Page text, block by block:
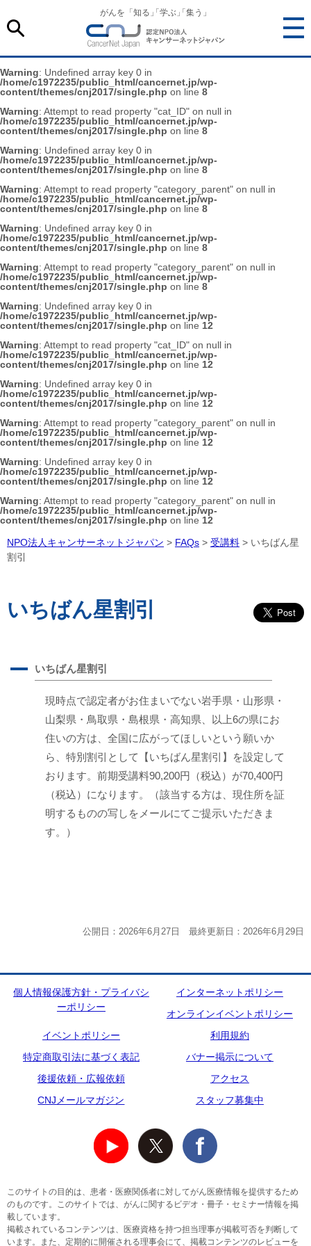
がんを「知る 「学ぶ 「集う」
Warning: Undefined array key 0 in
/home/c1972235/public_html/cancernet.jp/wp-
content/themes/cnj2017/single.php on line 8
Warning: Attempt to read property "cat_ID" on null in
/home/c1972235/public_html/cancernet.jp/wp-
content/themes/cnj2017/single.php on line 8
Warning: Undefined array key 0 in
/home/c1972235/public_html/cancernet.jp/wp-
content/themes/cnj2017/single.php on line 8
Warning: Attempt to read property "category_parent" on null in
/home/c1972235/public_html/cancernet.jp/wp-
content/themes/cnj2017/single.php on line 8
Warning: Undefined array key 0 in
/home/c1972235/public_html/cancernet.jp/wp-
content/themes/cnj2017/single.php on line 8
Warning: Attempt to read property "category_parent" on null in
/home/c1972235/public_html/cancernet.jp/wp-
content/themes/cnj2017/single.php on line 8
Warning: Undefined array key 0 in
/home/c1972235/public_html/cancernet.jp/wp-
content/themes/cnj2017/single.php on line 12
Warning: Attempt to read property "cat_ID" on null in
/home/c1972235/public_html/cancernet.jp/wp-
content/themes/cnj2017/single.php on line 12
Warning: Undefined array key 0 in
/home/c1972235/public_html/cancernet.jp/wp-
content/themes/cnj2017/single.php on line 12
Warning: Attempt to read property "category_parent" on null in
/home/c1972235/public_html/cancernet.jp/wp-
content/themes/cnj2017/single.php on line 12
Warning: Undefined array key 0 in
/home/c1972235/public_html/cancernet.jp/wp-
content/themes/cnj2017/single.php on line 12
Warning: Attempt to read property "category_parent" on null in
/home/c1972235/public_html/cancernet.jp/wp-
content/themes/cnj2017/single.php on line 12
NPO法人キャンサーネットジャパン > FAQs > 受講料 > いちばん星
割引
いちばん星割引
A いちばん星割引
現時点で認定者がお住まいでない岩手県・山形県・
山梨県・鳥取県・島根県・高知県、以上6の県にお
住いの方は、全国に広がってほしいという願いか
ら、特別割引として【いちばん星割引】を設定して
おります。前期受講料90,200円（税込）が70,400円
（税込）になります。（該当する方は、現住所を証
明するものの写しをメールにてご提示いただきま
す。）
公開日：2026年6月27日 最終更新日：2026年6月29日
個人情報保護方針・プライバシ
ーポリシー
インターネットポリシー
オンラインイベントポリシー
イベントポリシー
利用規約
特定商取引法に基づく表記
バナー掲示について
後援依頼・広報依頼
アクセス
CNJメールマガジン
スタッフ募集中
このサイトの目的は、患者・医療関係者に対してがん医療情報を提供するため
のものです。このサイトでは、がんに関するビデオ・冊子・セミナー情報を掲
載しています。
掲載されているコンテンツは、医療資格を持つ担当理事が掲載可否を判断して
います。また、定期的に開催される理事会にて、掲載コンテンツのレビューを